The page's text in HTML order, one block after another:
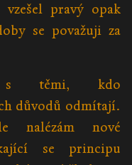
pravý opak
se považuji za
s těmi, kdo
důvodů odmítají.
nalézám nové
se principu